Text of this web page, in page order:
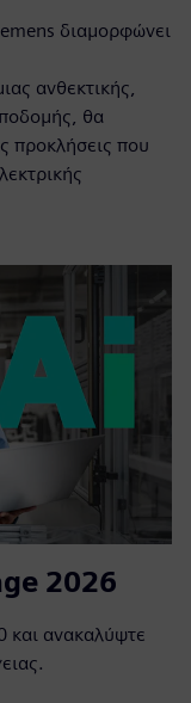
διαμορφώνει
ανθεκτικής,
θα
προκλήσεις που
2026
και ανακαλύψτε